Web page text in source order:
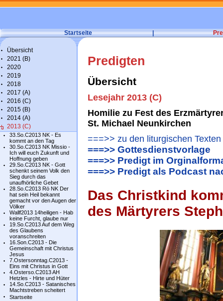
Startseite |
Übersicht
2021 (B)
2020
2019
2018
2017 (A)
2016 (C)
2015 (B)
2014 (A)
2013 (C)
33.So.C2013 NK - Es
kommt an den Tag
30.So.C2013 NK Missio -
Ich will euch Zukunft und
Hoffnung geben
29.So.C2013 NK - Gott
schenkt seinem Volk den
Sieg durch das
unaufhörliche Gebet
28.So.C2013 Rö NK Der
hat sein Heil bekannt
gemacht vor den Augen der
Völker
Wallf2013 14heiligen - Hab
keine Furcht, glaube nur
19.So.C2013 Auf dem Weg
des Glaubens
voranschreiten
16.Son.C2013 - Die
Gemeinschaft mit Christus
Jesus
7.Ostersonntag.C2013 -
Eins mit Christus in Gott
4.Osterso.C2013 AH
Hetzles - Hirte und Hüter
14.So.C2013 - Satanisches
Machtstreben scheitert
Startseite
Predigten
Übersicht
Lesejahr 2013 (C)
Homilie zu Fest des
St. Michael Neunkirchen
===>> zu den liturgischen Texten
===>> Gottesdienstvorlage
===>> Predigt im
===>> Predigt als Podcast
Das Christkind
des Märtyrers